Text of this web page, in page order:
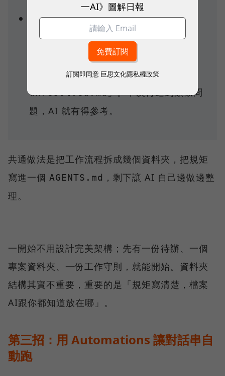
客服：faq.md放常見問題標準答覆，
escalation.md放升級處理流程，工
作守則寫「遇到 FAQ 之外的問題，把問
題與最後處理方式記到
unresolved.md 」。下次再遇到類似問
題，AI 就有得參考。
共通做法是把工作流程拆成幾個資料夾，把規矩
寫進一個 AGENTS.md ，剩下讓 AI 自己邊做邊整
理。
一開始不用設計完美架構；先有一份待辦、一個
專案資料夾、一份工作守則，就能開始。資料夾
結構其實不重要，重要的是「規矩寫清楚，檔案
AI跟你都知道放在哪」。
第三招：用 Automations 讓對話串自
動跑
一AI》圖解日報
訂閱即同意 巨思文化隱私權政策